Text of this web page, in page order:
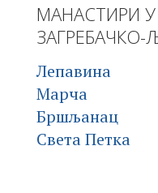
МАНАСТИРИ
Лепавина
Марча
Бршљанац
Света Петка